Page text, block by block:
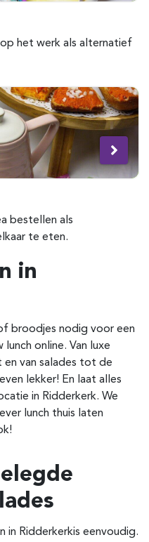
het werk als alternatief
bestellen als
te eten.
in
broodjes nodig voor een
online. Van luxe
van salades tot de
lekker! En laat alles
in Ridderkerk. We
lunch thuis laten
in Ridderkerkis eenvoudig.